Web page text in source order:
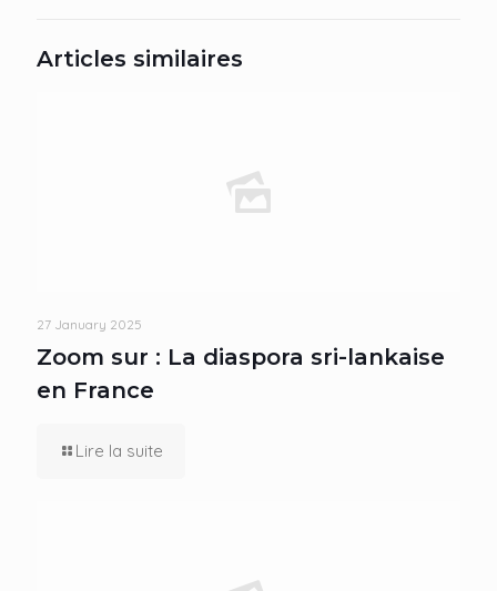
Articles similaires
27 January 2025
Zoom sur : La diaspora sri-lankaise
en France
Lire la suite